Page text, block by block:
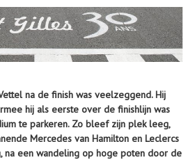
na de finish was veelzeggend. Hij
hij als eerste over de finishlijn was
te parkeren. Zo bleef zijn plek leeg,
Mercedes van Hamilton en Leclercs
na een wandeling op hoge poten door de